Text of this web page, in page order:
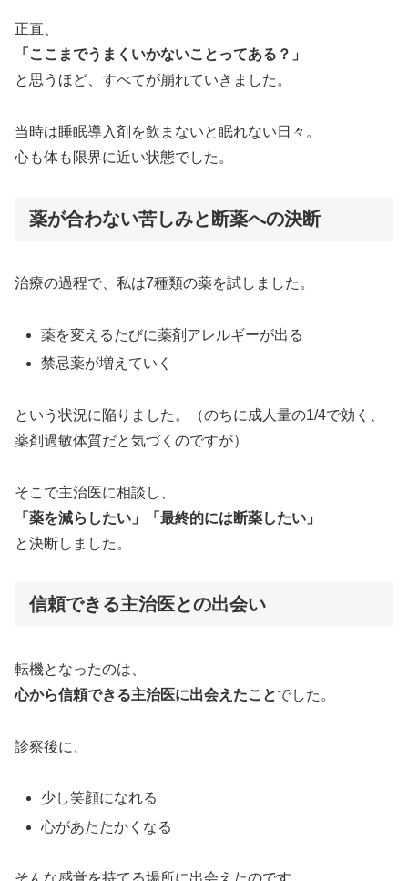
正直、
「ここまでうまくいかないことってある？」
と思うほど、すべてが崩れていきました。
当時は睡眠導入剤を飲まないと眠れない日々。
心も体も限界に近い状態でした。
薬が合わない苦しみと断薬への決断
治療の過程で、私は7種類の薬を試しました。
薬を変えるたびに薬剤アレルギーが出る
禁忌薬が増えていく
という状況に陥りました。（のちに成人量の1/4で効く、
薬剤過敏体質だと気づくのですが）
そこで主治医に相談し、
「薬を減らしたい」「最終的には断薬したい」
と決断しました。
信頼できる主治医との出会い
転機となったのは、
心から信頼できる主治医に出会えたことでした。
診察後に、
少し笑顔になれる
心があたたかくなる